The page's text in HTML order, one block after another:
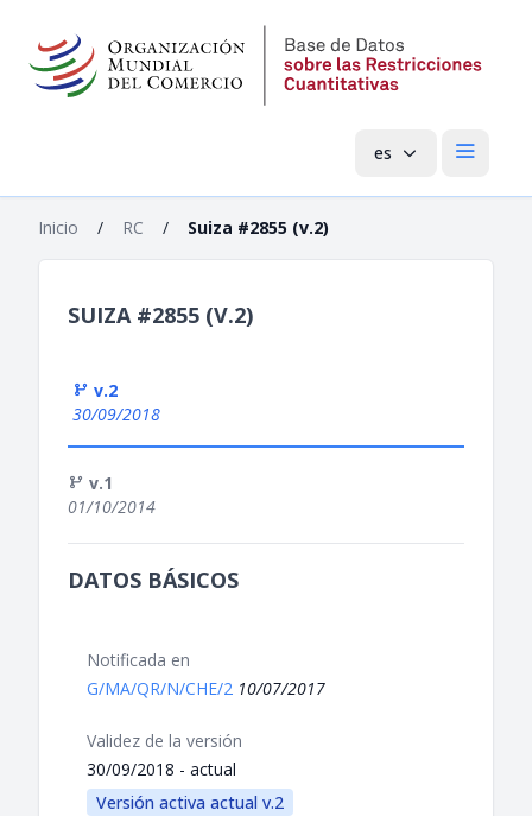
es Menú
Inicio / RC / Suiza #2855 (v.2)
SUIZA #2855 (V.2)
v.2
30/09/2018
v.1
01/10/2014
DATOS BÁSICOS
Notificada en
G/MA/QR/N/CHE/2 10/07/2017
Validez de la versión
30/09/2018 - actual
Versión activa actual v.2